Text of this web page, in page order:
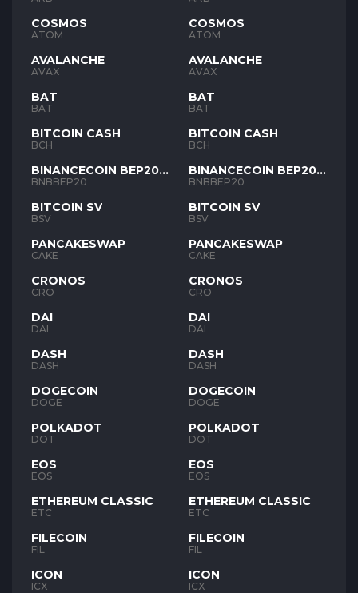
COSMOS
ATOM
AVALANCHE
AVAX
BAT
BAT
BITCOIN CASH
BCH
BINANCECOIN BEP20
BNB
BNBBEP20
BITCOIN SV
BSV
PANCAKESWAP
CAKE
CRONOS
CRO
DAI
DAI
DASH
DASH
DOGECOIN
DOGE
POLKADOT
DOT
EOS
EOS
ETHEREUM CLASSIC
ETC
FILECOIN
FIL
ICON
ICX
COSMOS
ATOM
AVALANCHE
AVAX
BAT
BAT
BITCOIN CASH
BCH
BINANCECOIN BEP20
BNB
BNBBEP20
BITCOIN SV
BSV
PANCAKESWAP
CAKE
CRONOS
CRO
DAI
DAI
DASH
DASH
DOGECOIN
DOGE
POLKADOT
DOT
EOS
EOS
ETHEREUM CLASSIC
ETC
FILECOIN
FIL
ICON
ICX